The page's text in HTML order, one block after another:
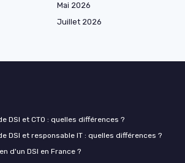
Mai 2026
Juillet 2026
DSI et CTO : quelles différences ?
DSI et responsable IT : quelles différences ?
d'un DSI en France ?